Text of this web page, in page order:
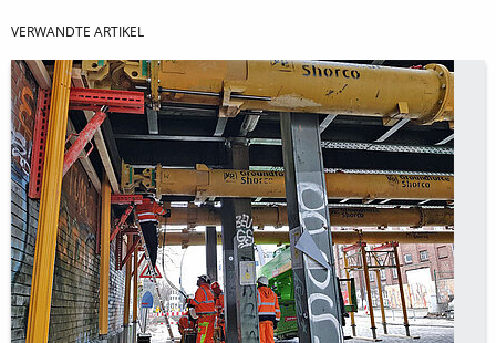
VERWANDTE ARTIKEL